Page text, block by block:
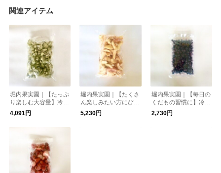
関連アイテム
堀内果実園｜【たっぷ
り楽しむ大容量】冷凍
キウイ 2kg
4,091円
堀内果実園｜【たくさ
ん楽しみたい方にぴっ
たり】冷凍もも 2kg
5,230円
堀内果実園｜【毎日の
くだもの習慣に】冷凍
ブルーベリー 500g
2,730円